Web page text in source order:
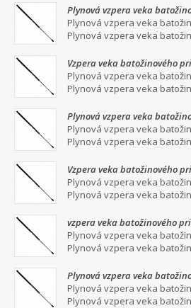
Plynová vzpera veka
Plynová vzpera veka
Plynová vzpera veka
Vzpera veka batožinového
Plynová vzpera veka
Plynová vzpera veka
Plynová vzpera veka
Plynová vzpera veka
Plynová vzpera veka
Vzpera veka batožinového
Plynová vzpera veka
Plynová vzpera veka
vzpera veka batožinového
Plynová vzpera veka
Plynová vzpera veka
Plynová vzpera veka
Plynová vzpera veka
Plynová vzpera veka